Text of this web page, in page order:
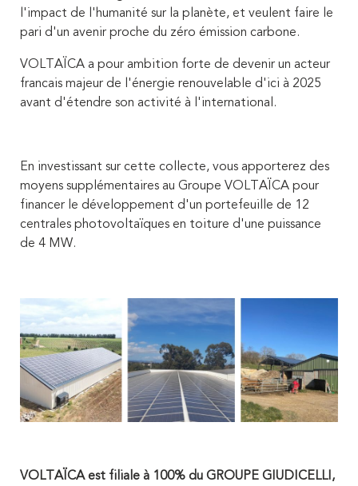
l'impact de l'humanité sur la planète, et veulent faire le
pari d'un avenir proche du zéro émission carbone.
VOLTAÏCA a pour ambition forte de devenir un acteur
francais majeur de l'énergie renouvelable d'ici à 2025
avant d'étendre son activité à l'international.
En investissant sur cette collecte, vous apporterez des
moyens supplémentaires au Groupe VOLTAÏCA pour
financer le développement d'un portefeuille de 12
centrales photovoltaïques en toiture d'une puissance
de 4 MW.
VOLTAÏCA est filiale à 100% du GROUPE GIUDICELLI,